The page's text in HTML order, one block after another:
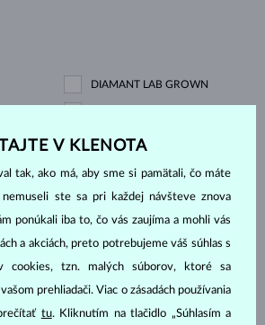
DIAMANT LAB GROWN
TURMALÍN RUŽOVÝ
1 522 €
V KLENOTA
tak, ako má, aby sme si pamätali, čo máte
ste sa pri každej návšteve znova
ponúkali iba to, čo vás zaujíma a mohli vás
a akciách, preto potrebujeme váš súhlas s
cookies, tzn. malých súborov, ktoré sa
prehliadači. Viac o zásadách používania
tu. Kliknutím na tlačidlo „Súhlasím a